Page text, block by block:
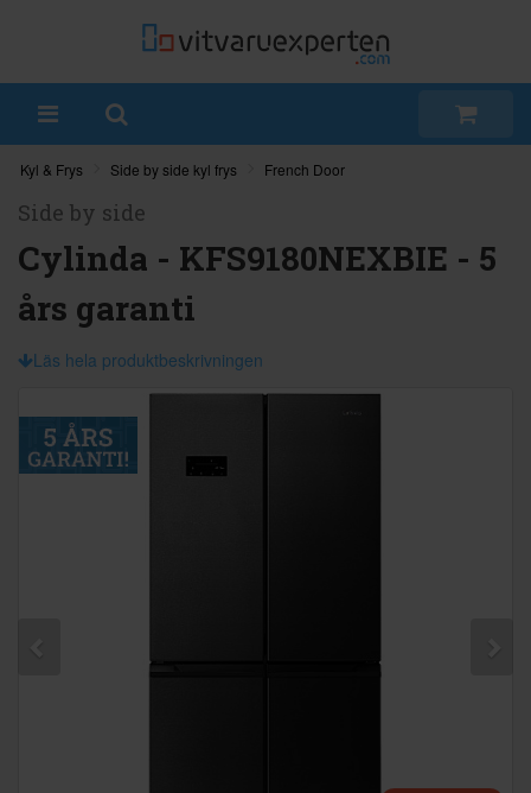
Kyl & Frys Side by side kyl frys French Door
Side by side
Cylinda - KFS9180NEXBIE - 5
års garanti
Läs hela produktbeskrivningen